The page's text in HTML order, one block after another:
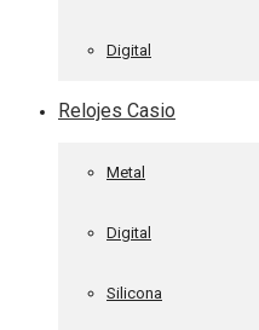
Digital
Relojes Casio
Metal
Digital
Silicona